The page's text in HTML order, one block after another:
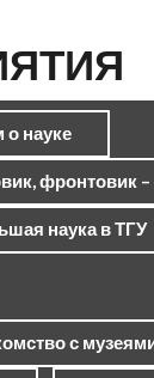
о науке
фронтовик –
наука в ТГУ
с